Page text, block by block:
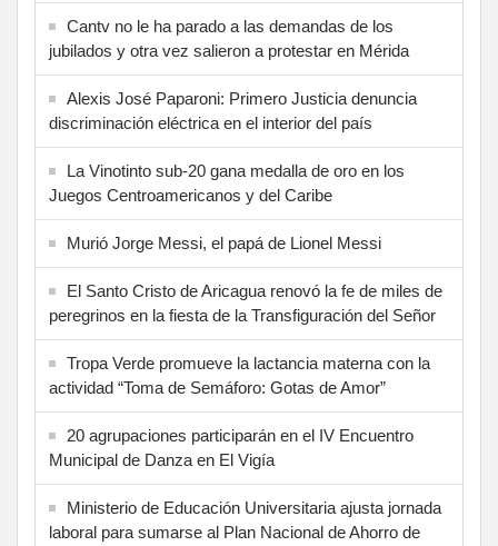
Cantv no le ha parado a las demandas de los
jubilados y otra vez salieron a protestar en Mérida
Alexis José Paparoni: Primero Justicia denuncia
discriminación eléctrica en el interior del país
La Vinotinto sub-20 gana medalla de oro en los
Juegos Centroamericanos y del Caribe
Murió Jorge Messi, el papá de Lionel Messi
El Santo Cristo de Aricagua renovó la fe de miles de
peregrinos en la fiesta de la Transfiguración del Señor
Tropa Verde promueve la lactancia materna con la
actividad “Toma de Semáforo: Gotas de Amor”
20 agrupaciones participarán en el IV Encuentro
Municipal de Danza en El Vigía
Ministerio de Educación Universitaria ajusta jornada
laboral para sumarse al Plan Nacional de Ahorro de